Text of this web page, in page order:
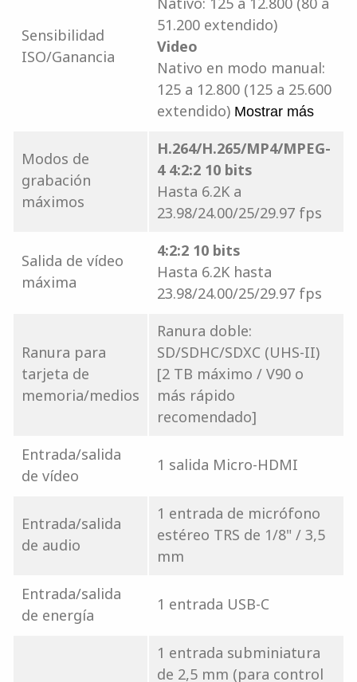
Sensibilidad
ISO/Ganancia
51.200 extendido)
Video
Nativo en modo manual:
125 a 12.800 (125 a 25.600
extendido) Mostrar más
Modos de
grabación
máximos
H.264/H.265/MP4/MPEG-
4 4:2:2 10 bits
Hasta 6.2K a
23.98/24.00/25/29.97 fps
Salida de vídeo
máxima
4:2:2 10 bits
Hasta 6.2K hasta
23.98/24.00/25/29.97 fps
Ranura para
tarjeta de
memoria/medios
Ranura doble:
SD/SDHC/SDXC (UHS-II)
[2 TB máximo / V90 o
más rápido
recomendado]
Entrada/salida
de vídeo
1 salida Micro-HDMI
Entrada/salida
de audio
1 entrada de micrófono
estéreo TRS de 1/8" / 3,5
mm
Entrada/salida
de energía
1 entrada USB-C
1 entrada subminiatura
de 2,5 mm (para control